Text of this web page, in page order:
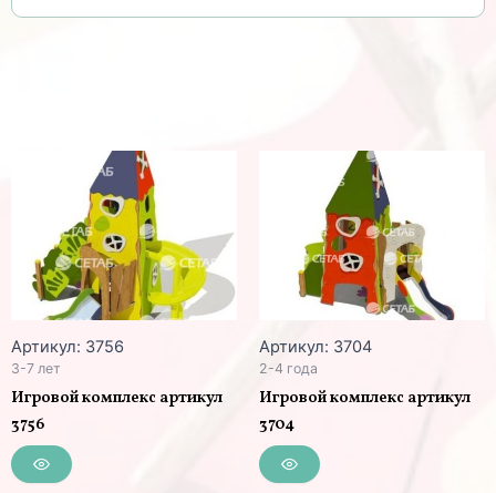
Артикул: 3756
3-7 лет
Игровой комплекс артикул
3756
Артикул: 3704
2-4 года
Игровой комплекс артикул
3704